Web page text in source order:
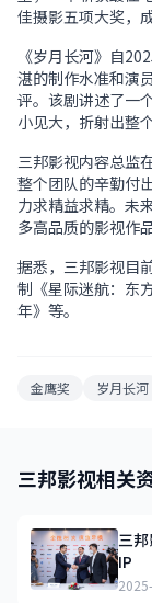
佳摄影五项大奖，
《岁月长河》自
湛的制作水准和演
评。该剧讲述了一
小见大，折射出整
三邦影视内容总监
整个团队的辛勤付
力求精益求精。未
多高品质的影视作
据悉，三邦影视目
制《星际迷航：东
年》等。
金鹰奖 岁月长河
三邦影视相关
三
IP